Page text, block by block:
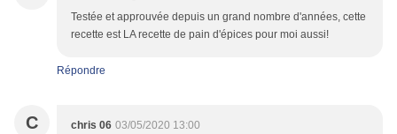
Testée et approuvée depuis un grand nombre d'années, cette
recette est LA recette de pain d'épices pour moi aussi!
Répondre
C chris 06 03/05/2020 13:00